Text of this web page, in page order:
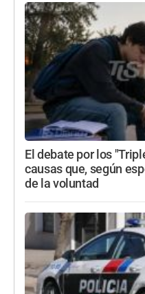
El debate por los
causas que, según
de la voluntad